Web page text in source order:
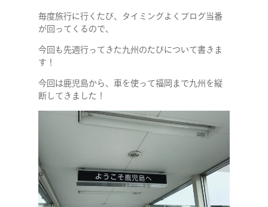
毎度旅行に行くたび、タイミングよくブログ当番
が回ってくるので、
今回も先週行ってきた九州のたびについて書きま
す！
今回は鹿児島から、車を使って福岡まで九州を縦
断してきました！